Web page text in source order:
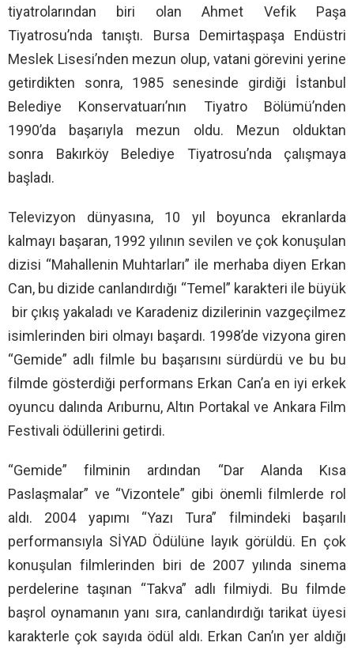
tiyatrolarından biri olan Ahmet Vefik Paşa
Tiyatrosu’nda tanıştı. Bursa Demirtaşpaşa Endüstri
Meslek Lisesi’nden mezun olup, vatani görevini yerine
getirdikten sonra, 1985 senesinde girdiği İstanbul
Belediye Konservatuarı’nın Tiyatro Bölümü’nden
1990’da başarıyla mezun oldu. Mezun olduktan
sonra Bakırköy Belediye Tiyatrosu’nda çalışmaya
başladı.
Televizyon dünyasına, 10 yıl boyunca ekranlarda
kalmayı başaran, 1992 yılının sevilen ve çok konuşulan
dizisi “Mahallenin Muhtarları” ile merhaba diyen Erkan
Can, bu dizide canlandırdığı “Temel” karakteri ile büyük
bir çıkış yakaladı ve Karadeniz dizilerinin vazgeçilmez
isimlerinden biri olmayı başardı. 1998’de vizyona giren
“Gemide” adlı filmle bu başarısını sürdürdü ve bu bu
filmde gösterdiği performans Erkan Can’a en iyi erkek
oyuncu dalında Arıburnu, Altın Portakal ve Ankara Film
Festivali ödüllerini getirdi.
“Gemide” filminin ardından “Dar Alanda Kısa
Paslaşmalar” ve “Vizontele” gibi önemli filmlerde rol
aldı. 2004 yapımı “Yazı Tura” filmindeki başarılı
performansıyla SİYAD Ödülüne layık görüldü. En çok
konuşulan filmlerinden biri de 2007 yılında sinema
perdelerine taşınan “Takva” adlı filmiydi. Bu filmde
başrol oynamanın yanı sıra, canlandırdığı tarikat üyesi
karakterle çok sayıda ödül aldı. Erkan Can’ın yer aldığı